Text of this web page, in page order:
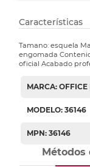
Características
Tamano: esquela
engomada
oficial Acabado
MARCA: OFFICE
MODELO: 36146
MPN: 36146
Métodos